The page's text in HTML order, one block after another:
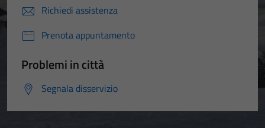
Richiedi assistenza
Prenota appuntamento
Problemi in città
Segnala disservizio